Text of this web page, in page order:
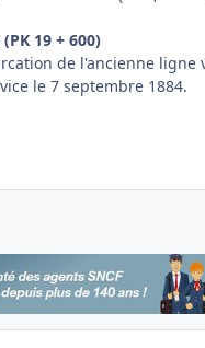
19 + 600)
de l'ancienne ligne
le 7 septembre 1884.